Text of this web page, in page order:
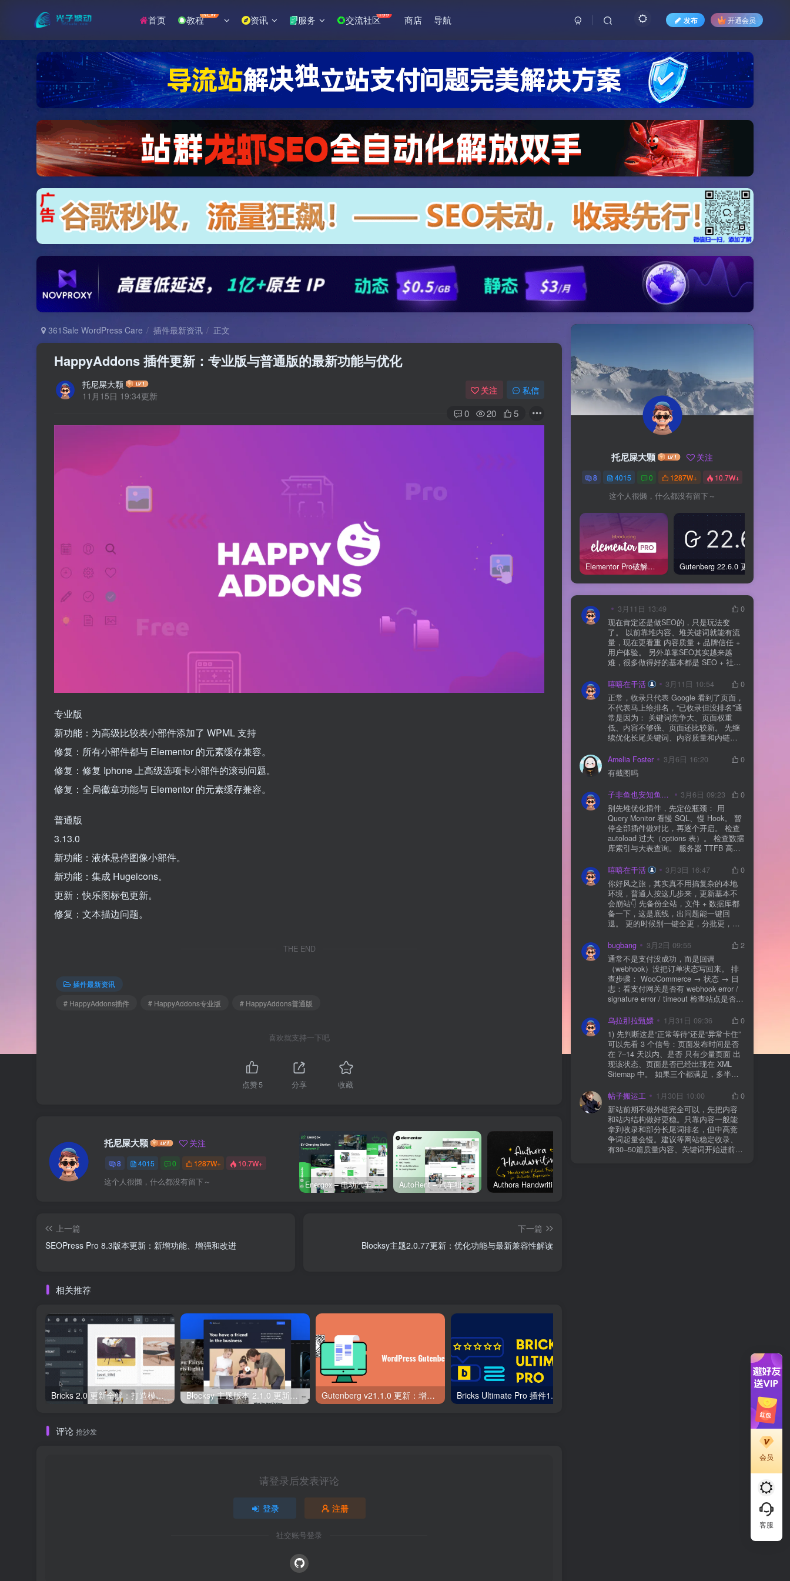
首页 教程NEW 资讯 服务 交流社区+99 商店 导航 发布 开通会员
361Sale WordPress Care 插件最新资讯 正文
HappyAddons 插件更新：专业版与普通版的最新功能与优化
托尼屎大颗
11月15日 19:34更新
关注 私信
0 20 5
专业版
新功能：为高级比较表小部件添加了 WPML 支持
修复：所有小部件都与 Elementor 的元素缓存兼容。
修复：修复 Iphone 上高级选项卡小部件的滚动问题。
修复：全局徽章功能与 Elementor 的元素缓存兼容。
普通版
3.13.0
新功能：液体悬停图像小部件。
新功能：集成 Hugeicons。
更新：快乐图标包更新。
修复：文本描边问题。
THE END
插件最新资讯
# HappyAddons插件
# HappyAddons专业版 # HappyAddons普通版
喜欢就支持一下吧
点赞5 分享 收藏
托尼屎大颗 关注
8 4015 0 1287W+ 10.7W+
这个人很懒，什么都没有留下～ Energox – 电动汽车充电站 Elementor 模板套件 AutoRent – 汽车租赁服务 Elementor 模板套件
上一篇
SEOPress Pro 8.3版本更新：新增功能、增强和改进
下一篇
Blocksy主题2.0.77更新：优化功能与最新兼容性解读
相关推荐
Bricks 2.0 更新全解：打造模块化、高性能的 WordPress 网站 Blocksy 主题版本 2.1.0 更新内容详解 Gutenberg v21.1.0 更新：增强功能、修复与开发者改进
评论 抢沙发
请登录后发表评论
登录 注册
社交账号登录
托尼屎大颗 关注
8 4015 0 1287W+ 10.7W+
这个人很懒，什么都没有留下～
Elementor Pro破解版还能用吗？2026年常见风险与后果盘点
3月11日 13:49
0
现在肯定还是做SEO的，只是玩法变
了。 以前靠堆内容、堆关键词就能有流
量，现在更看重 内容质量 + 品牌信任 +
用户体验。 另外单靠SEO其实越来越
难，很多做得好的基本都是 SEO + 社媒
质还是一个长期获客渠道，但不能再当
成唯一渠道了。
嘻嘻在干活 3月11日 10:54
0
正常，收录只代表 Google 看到了页面，
不代表马上给排名，“已收录但没排名”通
常是因为： 关键词竞争大、页面权重
低、内容不够强、页面还比较新。 先继
续优化长尾关键词、内容质量和内链，
Amelia Foster
3月6日 16:20
0
有截图吗
子非鱼也安知鱼之乐 3月6日 09:23
0
别先堆优化插件，先定位瓶颈： 用
Query Monitor 看慢 SQL、慢 Hook。 暂
停全部插件做对比，再逐个开启。 检查
autoload 过大（options 表）。 检查数据
库索引与大表查询。 服务器 TTFB 高就
嘻嘻在干活
3月3日 16:47
0
你好风之旅，其实真不用搞复杂的本地
环境，普通人按这几步来，更新基本不
会崩站👇 先备份全站，文件 + 数据库都
备一下，这是底线，出问题能一键回
退。 更的时候别一键全更，分批更，先
立刻清缓存，去前台检查首页、文章
页、按钮、表单这些关键位置。 最好再
装个支持版本回滚的插件，万一崩了，
一秒切回旧版。 总结来说：先备份、分
批更、更完查、留退路，稳得很✅😎希望
能帮到你
bugbang 3月2日 09:55
2
通常不是支付没成功，而是回调
（webhook）没把订单状态写回来。 排
查步骤： WooCommerce → 状态 → 日
志：看支付网关是否有 webhook error /
signature error / timeout 检查站点是否被
全插件） 检查是否启用了“缓存结账页/接
口路径”（结账页和回调接口不应缓存）
看服务器错误日志是否有 500/致命错误
导致回调执行中断 解决方案： 放行 wp-
json、wc-api、支付网关回调 URL（按网
关文档配置） 关闭结账页的缓存与 JS
合并压缩测试一次 若使用 Cloudflare：
则
乌拉那拉甄嬛 1月31日 09:36
0
1) 先判断这是“正常等待”还是“异常卡住”
可以先看 3 个信号：页面发布时间是否
在 7–14 天以内、是否 只有少量页面 出
现该状态、页面是否已经出现在 XML
Sitemap 中。 如果三个都满足，多半属
手。 2) 什么情况下“等”是没用的？ 以下
情况基本不会靠时间自动解决：页面几
乎没有内链（孤立页）、内容与站内已
有页面高度相似、canonical 指向了别的
URL、同一主题短时间发布太多相似文
章。 这种情况下，Google 已经抓取，但
判断“当前不值得进入索引”。 3) 最有效
帖子搬运工 1月30日 10:00
0
新站前期不做外链完全可以，先把内容
和站内结构做好更稳。只靠内容一般能
拿到收录和部分长尾词排名，但中高竞
争词起量会慢。建议等网站稳定收录、
有30–50篇质量内容、关键词开始进前
会员
客服